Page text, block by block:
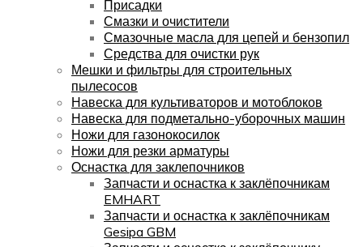
Присадки
Смазки и очистители
Смазочные масла для цепей и бензопил
Средства для очистки рук
Мешки и фильтры для строительных
пылесосов
Навеска для культиваторов и мотоблоков
Навеска для подметально-уборочных машин
Ножи для газонокосилок
Ножи для резки арматуры
Оснастка для заклепочников
Запчасти и оснастка к заклёпочникам
EMHART
Запчасти и оснастка к заклёпочникам
Gesipa GBM